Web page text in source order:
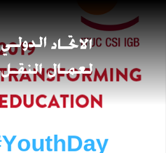
Skip
to
main
content